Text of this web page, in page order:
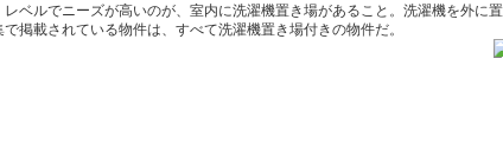
ベルでニーズが高いのが、室内に洗濯機置き場があること。洗濯機を外に
掲載されている物件は、すべて洗濯機置き場付きの物件だ。